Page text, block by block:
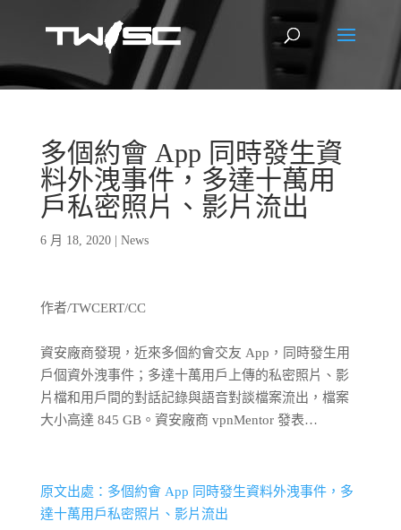
多個約會 App 同時發生資
料外洩事件，多達十萬用
戶私密照片、影片流出
6 月 18, 2020| News
作者/TWCERT/CC
資安廠商發現，近來多個約會交友 App，同時發生用
戶個資外洩事件；多達十萬用戶上傳的私密照片、影
片檔和用戶間的對話記錄與語音對談檔案流出，檔案
大小高達 845 GB。資安廠商 vpnMentor 發表…
原文出處：多個約會 App 同時發生資料外洩事件，多
達十萬用戶私密照片、影片流出